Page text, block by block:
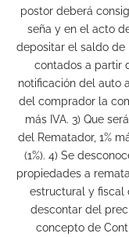
postor deberá
seña y en el acto
depositar el saldo de
contados a partir
notificación del auto
del comprador la
más IVA. 3) Que
del Rematador, 1%
(1%). 4) Se
propiedades a
estructural y fiscal
descontar del
concepto de